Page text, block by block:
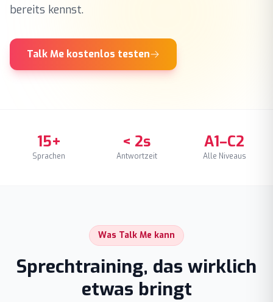
bereits kennst.
Talk Me kostenlos testen
15+
Sprachen
< 2s
Antwortzeit
A1–C2
Alle Niveaus
Was Talk Me kann
Sprechtraining, das wirklich
etwas bringt